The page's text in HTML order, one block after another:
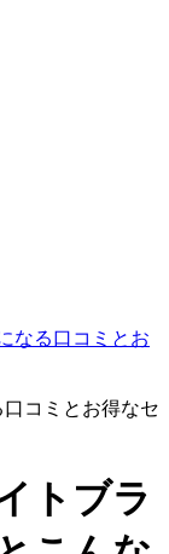
なる口コミとお
コミとお得なセ
トブラ